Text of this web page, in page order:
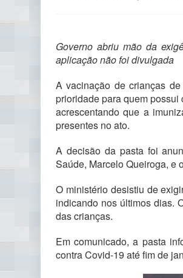
Governo abriu mão da
aplicação não foi divulgada
A vacinação de crianças
prioridade para quem
acrescentando que a
presentes no ato.
A decisão da pasta foi
Saúde, Marcelo Queiroga, e
O ministério desistiu de
indicando nos últimos dias.
das crianças.
Em comunicado, a pasta
contra Covid-19 até fim de